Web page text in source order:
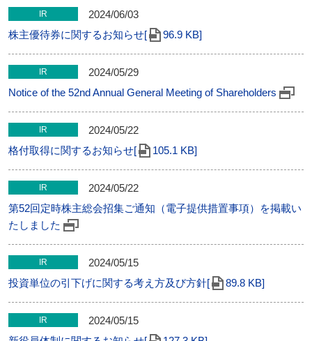
IR
2024/06/03
株主優待券に関するお知らせ[
96.9 KB]
IR
2024/05/29
Notice of the 52nd Annual General Meeting of Shareholders
IR
2024/05/22
格付取得に関するお知らせ[
105.1 KB]
IR
2024/05/22
第52回定時株主総会招集ご通知（電子提供措置事項）を掲載い
たしました
IR
2024/05/15
投資単位の引下げに関する考え方及び方針[
89.8 KB]
IR
2024/05/15